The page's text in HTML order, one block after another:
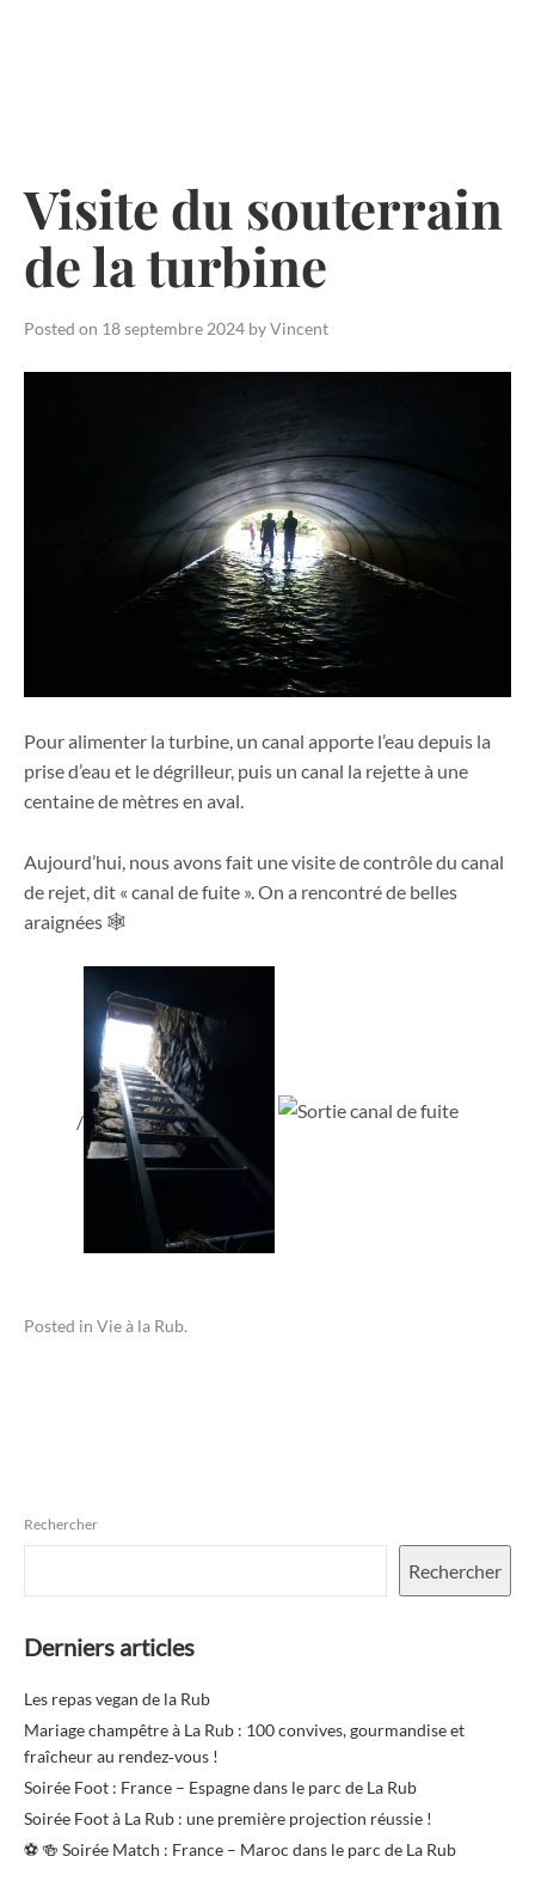
Visite du souterrain
de la turbine
Posted on 18 septembre 2024 byVincent
Pour alimenter la turbine, un canal apporte l’eau depuis la
prise d’eau et le dégrilleur, puis un canal la rejette à une
centaine de mètres en aval.
Aujourd’hui, nous avons fait une visite de contrôle du canal
de rejet, dit « canal de fuite ». On a rencontré de belles
araignées 🕸️
/
Posted in Vie à la Rub.
Rechercher
Rechercher
Derniers articles
Les repas vegan de la Rub
Mariage champêtre à La Rub : 100 convives, gourmandise et
fraîcheur au rendez‑vous !
Soirée Foot : France – Espagne dans le parc de La Rub
Soirée Foot à La Rub : une première projection réussie !
⚽️ 🍻 Soirée Match : France – Maroc dans le parc de La Rub